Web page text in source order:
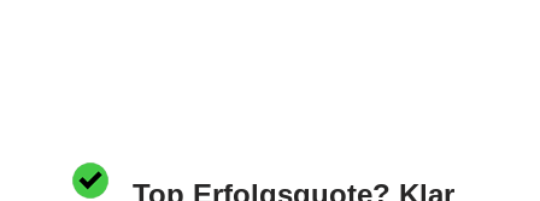
Top Erfolgsquote? Klar